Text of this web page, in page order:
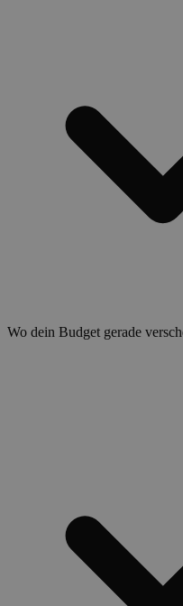
Wo dein Budget gerade